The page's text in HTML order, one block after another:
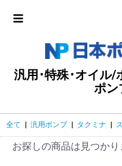
汎用･特殊･オイル/
ポン
全て | 汎用ポンプ | タクミナ |
お探しの商品は見つか